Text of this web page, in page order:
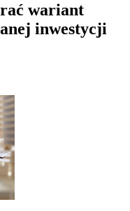
wariant
inwestycji